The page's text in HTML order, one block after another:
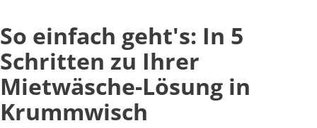
So einfach geht's: In 5
Schritten zu Ihrer
Mietwäsche-Lösung in
Krummwisch